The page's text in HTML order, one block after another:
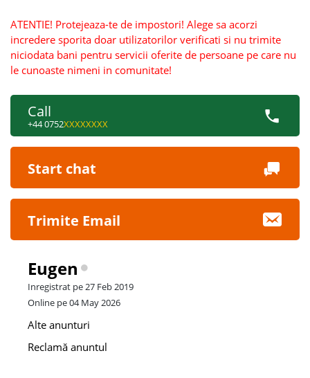
ATENTIE! Protejeaza-te de impostori! Alege sa acorzi
incredere sporita doar utilizatorilor verificati si nu trimite
niciodata bani pentru servicii oferite de persoane pe care nu
le cunoaste nimeni in comunitate!
Call
+44 0752XXXXXXXX
Start chat
Trimite Email
Eugen
Inregistrat pe 27 Feb 2019
Online pe 04 May 2026
Alte anunturi
Reclamă anuntul